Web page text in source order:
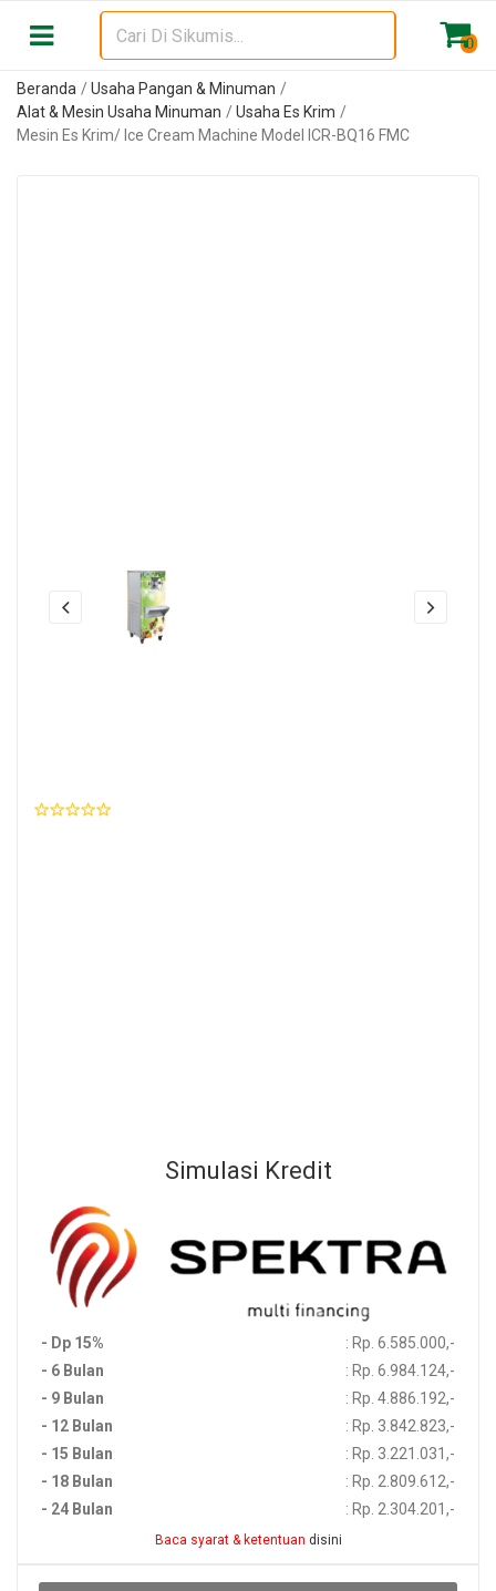
0
Beranda
Usaha Pangan & Minuman
Alat & Mesin Usaha Minuman
Usaha Es Krim
Mesin Es Krim/ Ice Cream Machine Model ICR-BQ16 FMC
Simulasi Kredit
- Dp 15%
: Rp. 6.585.000,-
- 6 Bulan
: Rp. 6.984.124,-
- 9 Bulan
: Rp. 4.886.192,-
- 12 Bulan
: Rp. 3.842.823,-
- 15 Bulan
: Rp. 3.221.031,-
- 18 Bulan
: Rp. 2.809.612,-
- 24 Bulan
: Rp. 2.304.201,-
Baca syarat & ketentuan disini